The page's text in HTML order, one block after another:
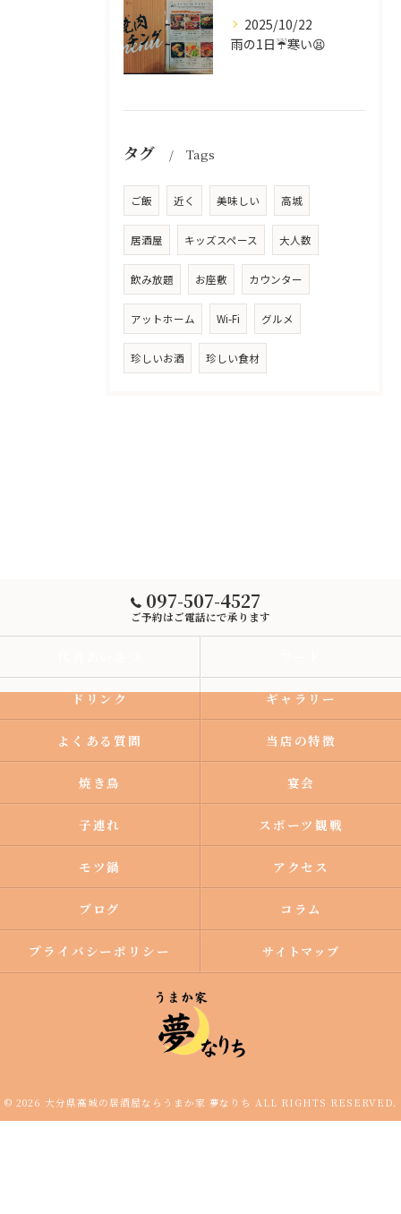
2025/10/22
雨の1日☔寒い😫
タグ Tags
ご飯 近く 美味しい 高城
居酒屋 キッズスペース 大人数
飲み放題 お座敷 カウンター
アットホーム Wi-Fi グルメ
珍しいお酒 珍しい食材
097-507-4527
ご予約はご電話にで承ります
ドリンク ギャラリー
よくある質問 当店の特徴
焼き鳥 宴会
子連れ スポーツ観戦
モツ鍋 アクセス
ブログ コラム
プライバシーポリシー サイトマップ
© 2026 大分県高城の居酒屋ならうまか家 夢なりち ALL RIGHTS RESERVED.